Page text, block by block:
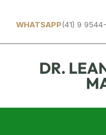
WHATSAPP(41) 9